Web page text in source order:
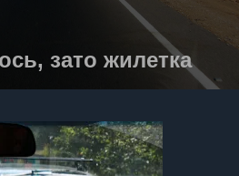
зато жилетка